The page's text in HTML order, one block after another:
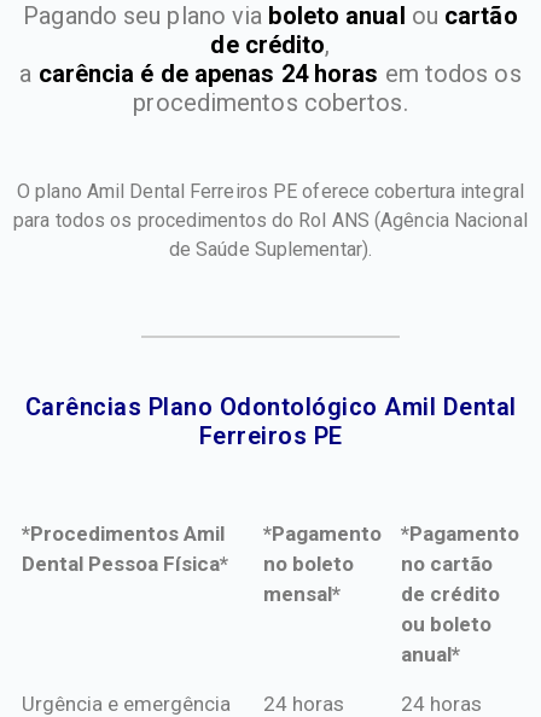
Pagando seu plano via boleto anual ou cartão
de crédito,
a carência é de apenas 24 horas em todos os
procedimentos cobertos.
O plano Amil Dental Ferreiros PE oferece cobertura integral
para todos os procedimentos do Rol ANS(Agência Nacional
de Saúde Suplementar).
Carências Plano Odontológico Amil Dental
Ferreiros PE​
*Procedimentos Amil
Dental Pessoa Física*
*Pagamento
no boleto
mensal*
*Pagamento
no cartão
de crédito
ou boleto
anual*
*Procedimentos Amil
*Pagamento
*Pagamento
Urgência e emergência 24 horas 24 horas